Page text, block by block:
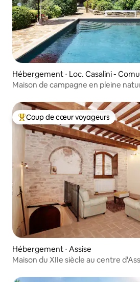
Hébergement ⋅ Loc. Casalini -
ale
Maison de campagne en pleine
Coups de cœur voyageurs les plus
Coup de cœur voyageurs
Hébergement ⋅ Assise
Maison du XIIe siècle au centre